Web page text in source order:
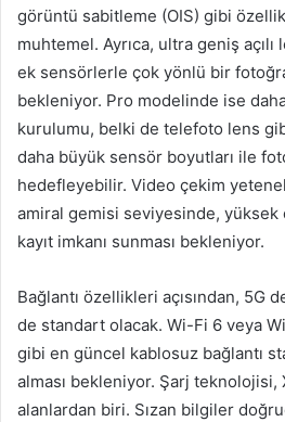
görüntü sabitleme (OIS) gibi
muhtemel. Ayrıca, ultra geniş
ek sensörlerle çok yönlü bir
bekleniyor. Pro modelinde ise
kurulumu, belki de telefoto lens
daha büyük sensör boyutları ile
hedefleyebilir. Video çekim
amiral gemisi seviyesinde,
kayıt imkanı sunması bekleniyor.
Bağlantı özellikleri açısından, 5G
de standart olacak. Wi-Fi 6 veya
gibi en güncel kablosuz bağlantı
alması bekleniyor. Şarj teknolojisi,
alanlardan biri. Sızan bilgiler